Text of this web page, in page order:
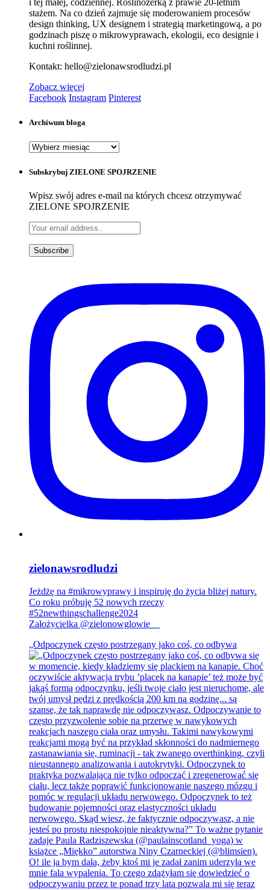
i tej małej, codziennej. Roślinożerką z prawie 20-letnim
stażem. Na co dzień zajmuje się moderowaniem procesów
design thinking, UX designem i strategią marketingową, a po
godzinach piszę o mikrowyprawach, ekologii, eco designie i
kuchni roślinnej.
Kontakt: hello@zielonawsrodludzi.pl
Zobacz więcej
Facebook Instagram Pinterest
Archiwum bloga
Archiwum
Subskrybuj ZIELONE SPOJRZENIE
Wpisz swój adres e-mail na których chcesz otrzymywać
ZIELONE SPOJRZENIE
zielonawsrodludzi
Jeżdżę na #mikrowyprawy i inspiruję do życia bliżej natury.
Co roku próbuję 52 nowych rzeczy
#52newthingschallenge2024
Założycielka @zielonowglowie__
„Odpoczynek często postrzegany jako coś, co odbywa